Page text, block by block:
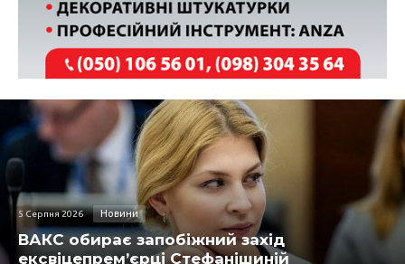
5 Серпня 2026 Новини
ВАКС обирає запобіжний захід
ексвіцепрем’єрці Стефанішиній